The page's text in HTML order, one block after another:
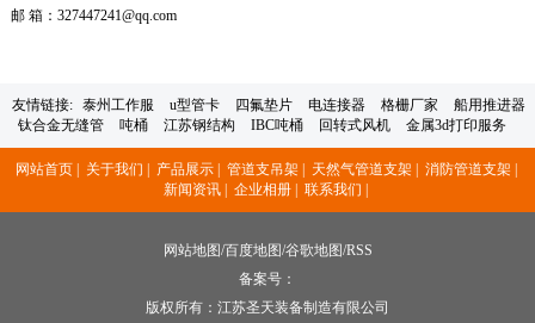
邮 箱：327447241@qq.com
友情链接: 泰州工作服 u型管卡 四氟垫片 电连接器 格栅厂家
船用推进器
钛合金无缝管
吨桶 江苏钢结构 IBC吨桶 回转式风机 金属3d打印服务
网站首页 | 关于我们 | 产品展示 | 管道支吊架 | 天然气管道支架 |
消防管道支架 |
新闻资讯 |
企业相册 | 联系我们 |
网站地图/百度地图/谷歌地图/RSS
备案号：
版权所有：江苏圣天装备制造有限公司